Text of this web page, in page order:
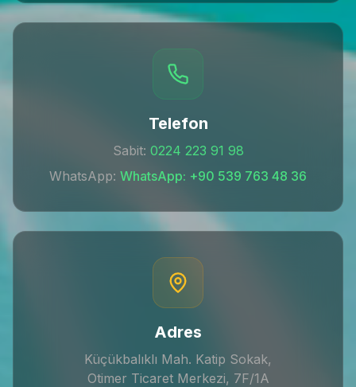
Telefon
Sabit: 0224 223 91 98
WhatsApp: WhatsApp: +90 539 763 48 36
Adres
Küçükbalıklı Mah. Katip Sokak,
Otimer Ticaret Merkezi, 7F/1A